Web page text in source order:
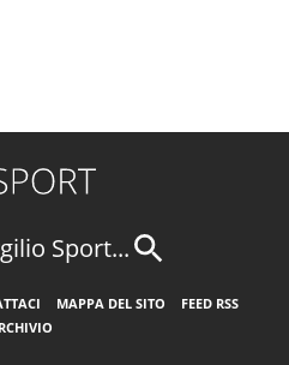
Sport...
MAPPA DEL SITO
FEED RSS